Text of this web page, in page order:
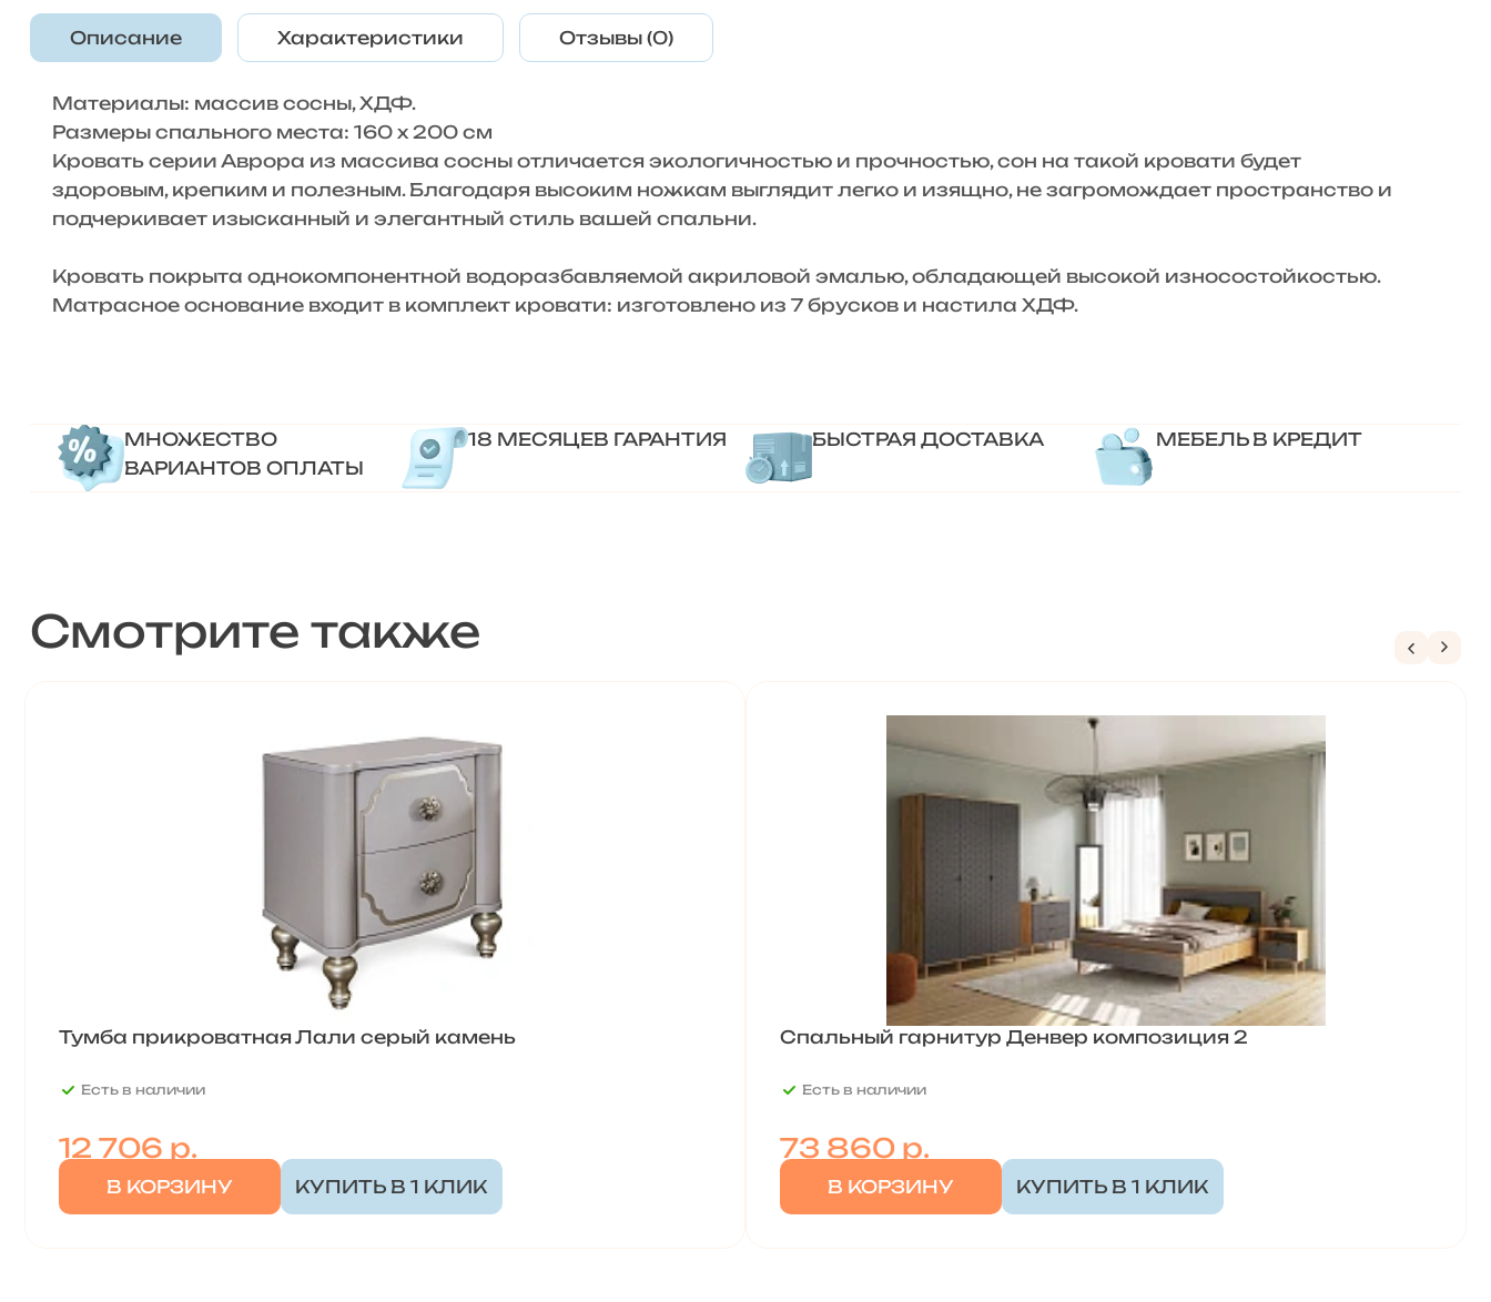
Описание Характеристики Отзывы (0)
Материалы: массив сосны, ХДФ.
Размеры спального места: 160 x 200 см
Кровать серии Аврора из массива сосны отличается экологичностью и прочностью, сон на такой кровати будет
здоровым, крепким и полезным. Благодаря высоким ножкам выглядит легко и изящно, не загромождает пространство и
подчеркивает изысканный и элегантный стиль вашей спальни.
Кровать покрыта однокомпонентной водоразбавляемой акриловой эмалью, обладающей высокой износостойкостью.
Матрасное основание входит в комплект кровати: изготовлено из 7 брусков и настила ХДФ.
МНОЖЕСТВО
ВАРИАНТОВ ОПЛАТЫ
18 МЕСЯЦЕВ ГАРАНТИЯ БЫСТРАЯ ДОСТАВКА МЕБЕЛЬ В КРЕДИТ
Смотрите также
Тумба прикроватная Лали серый камень
Есть в наличии
12 706 р.
В КОРЗИНУ КУПИТЬ В 1 КЛИК
Спальный гарнитур Денвер композиция 2
Есть в наличии
73 860р.
В КОРЗИНУ КУПИТЬ В 1 КЛИК